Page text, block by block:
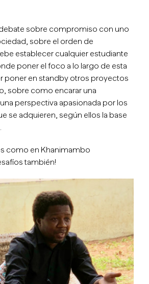
sobre compromiso con uno
sobre el orden de
establecer cualquier estudiante
poner el foco a lo largo de esta
poner en standby otros proyectos
sobre como encarar una
perspectiva apasionada por los
se adquieren, según ellos la base
como en Khanimambo
también!